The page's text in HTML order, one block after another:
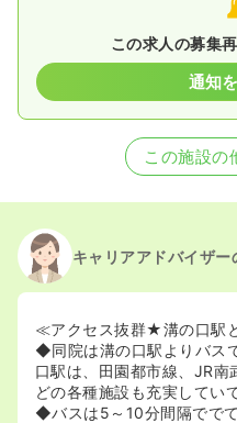
この求人の募集
通知
この施設の
キャリアアドバイザー
≪アクセス抜群★溝の口駅
◆同院は溝の口駅よりバス
口駅は、田園都市線、JR南
どの各種施設も充実してい
◆バスは5～10分間隔ででて